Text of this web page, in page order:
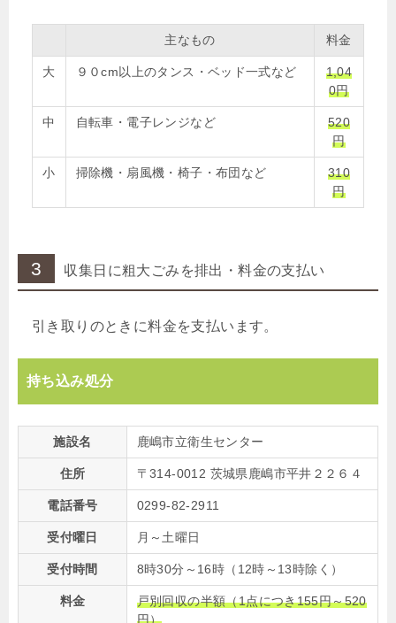
主なもの 料金
大 ９０cm以上のタンス・ベッド一式など
1,04
0円
中 自転車・電子レンジなど
520
円
小 掃除機・扇風機・椅子・布団など
310
円
3 収集日に粗大ごみを排出・料金の支払い
引き取りのときに料金を支払います。
持ち込み処分
施設名 鹿嶋市立衛生センター
住所 〒314-0012 茨城県鹿嶋市平井２２６４
電話番号 0299-82-2911
受付曜日 月～土曜日
受付時間 8時30分～16時（12時～13時除く）
料金
戸別回収の半額（1点につき155円～520
円）